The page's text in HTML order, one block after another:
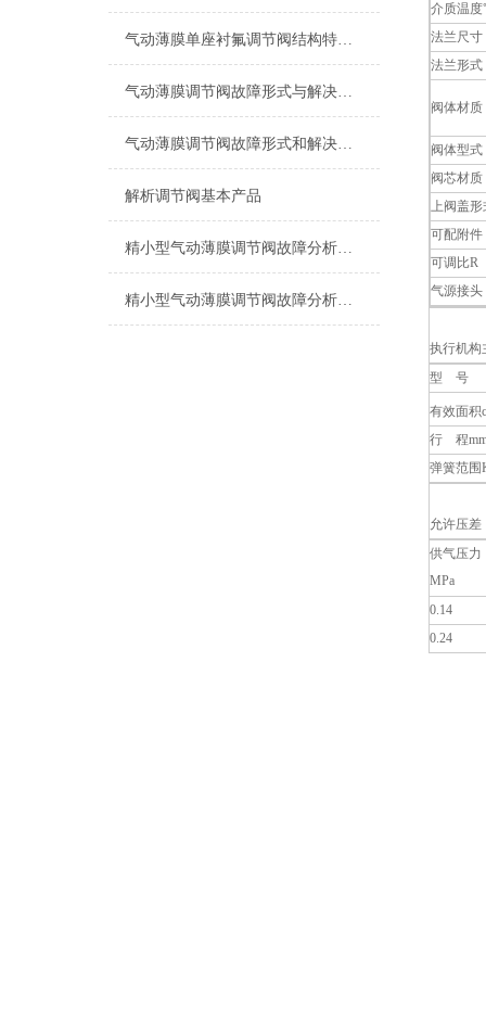
气动薄膜单座衬氟调节阀结构特点与技术参数！
气动薄膜调节阀故障形式与解决办法
气动薄膜调节阀故障形式和解决办法
解析调节阀基本产品
精小型气动薄膜调节阀故障分析和维修
精小型气动薄膜调节阀故障分析与维修
介质温
法兰尺寸
法兰形式
阀体材质
阀体型式
阀芯材质
上阀盖形
可配附件
可调比R
气源接头
执行机构
型 号
有效面积
行 程
弹簧范围
允许压差
供气压力
MPa
0.14
0.24